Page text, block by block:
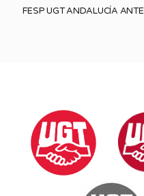
FESP UGT ANDALUCÍA